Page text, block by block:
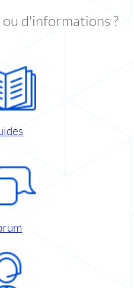
ou d'informations ?